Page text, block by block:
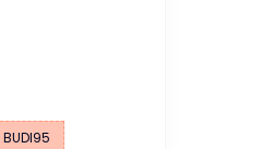
BUDI95